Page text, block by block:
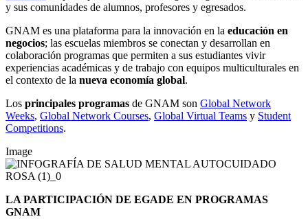
y sus comunidades de alumnos, profesores y egresados.
GNAM es una plataforma para la innovación en la educación en
negocios; las escuelas miembros se conectan y desarrollan en
colaboración programas que permiten a sus estudiantes vivir
experiencias académicas y de trabajo con equipos multiculturales en
el contexto de la nueva economía global.
Los principales programas de GNAM son Global Network
Weeks, Global Network Courses, Global Virtual Teams y Student
Competitions.
Image
LA PARTICIPACIÓN DE EGADE EN PROGRAMAS
GNAM